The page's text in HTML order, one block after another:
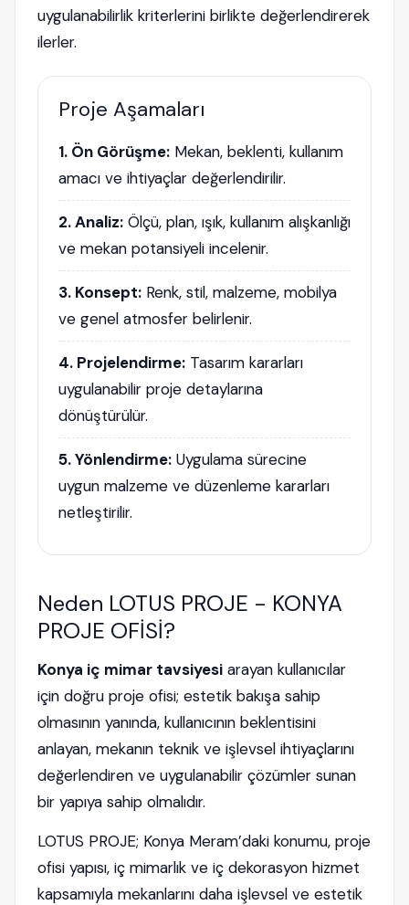
uygulanabilirlik kriterlerini birlikte değerlendirerek
ilerler.
Proje Aşamaları
1. Ön Görüşme: Mekan, beklenti, kullanım
amacı ve ihtiyaçlar değerlendirilir.
2. Analiz: Ölçü, plan, ışık, kullanım alışkanlığı
ve mekan potansiyeli incelenir.
3. Konsept: Renk, stil, malzeme, mobilya
ve genel atmosfer belirlenir.
4. Projelendirme: Tasarım kararları
uygulanabilir proje detaylarına
dönüştürülür.
5. Yönlendirme: Uygulama sürecine
uygun malzeme ve düzenleme kararları
netleştirilir.
Neden LOTUS PROJE - KONYA
PROJE OFİSİ?
Konya iç mimar tavsiyesi arayan kullanıcılar
için doğru proje ofisi; estetik bakışa sahip
olmasının yanında, kullanıcının beklentisini
anlayan, mekanın teknik ve işlevsel ihtiyaçlarını
değerlendiren ve uygulanabilir çözümler sunan
bir yapıya sahip olmalıdır.
LOTUS PROJE; Konya Meram’daki konumu, proje
ofisi yapısı, iç mimarlık ve iç dekorasyon hizmet
kapsamıyla mekanlarını daha işlevsel ve estetik